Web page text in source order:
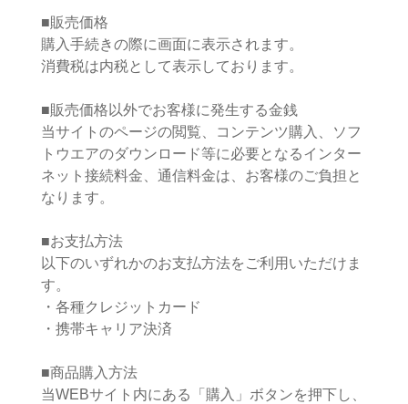
■販売価格
購入手続きの際に画面に表示されます。
消費税は内税として表示しております。
■販売価格以外でお客様に発生する金銭
当サイトのページの閲覧、コンテンツ購入、ソフ
トウエアのダウンロード等に必要となるインター
ネット接続料金、通信料金は、お客様のご負担と
なります。
■お支払方法
以下のいずれかのお支払方法をご利用いただけま
す。
・各種クレジットカード
・携帯キャリア決済
■商品購入方法
当WEBサイト内にある「購入」ボタンを押下し、